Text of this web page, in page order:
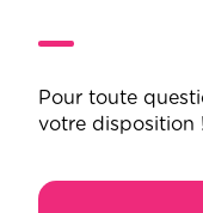
Pour toute
votre disposition !